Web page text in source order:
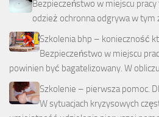
Bezpieczeństwo w miejscu
odzież ochronna odgrywa w tym
Szkolenia bhp – konieczność
Bezpieczeństwo w miejscu
powinien być bagatelizowany. W
Szkolenie – pierwsza pomoc.
W sytuacjach kryzysowych